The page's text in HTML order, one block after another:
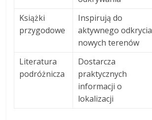
Książki
przygodowe
Inspirują do
aktywnego odkrycia
nowych terenów
Literatura
podróżnicza
Dostarcza
praktycznych
informacji o
lokalizacji